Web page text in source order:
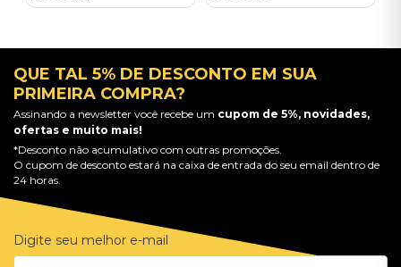
QUE TAL 5% DE DESCONTO EM SUA
PRIMEIRA COMPRA?
Assinando a newsletter você recebe um cupom de 5%, novidades,
ofertas e muito mais!
*Desconto não acumulativo com outras promoções.
O cupom de desconto estará na caixa de entrada do seu email dentro de
24 horas.
Digite seu melhor e-mail